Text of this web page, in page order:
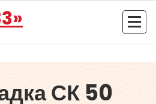
СК 50